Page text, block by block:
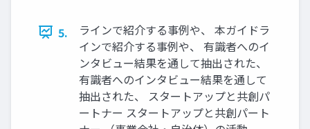
5.
ラインで紹介する事例や、 本ガイドラ
インで紹介する事例や、 有識者へのイ
ンタビュー結果を通して抽出された、
有識者へのインタビュー結果を通して
抽出された、 スタートアップと共創パ
ートナー スタートアップと共創パート